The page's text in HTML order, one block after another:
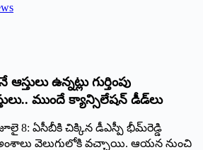
ఉన్నట్లు గుర్తింపు
ముందే క్యాన్సిలేషన్‌ ‌డీడ్‌లు
8: ఏసీబీకి చిక్కిన డీఎస్పీ భీమ్‌రెడ్డి
వెలుగులోకి వచ్చాయి. ఆయన నుంచి